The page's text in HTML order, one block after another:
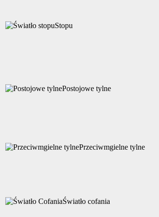
Stopu
Postojowe tylne
Przeciwmgielne tylne
Światło cofania